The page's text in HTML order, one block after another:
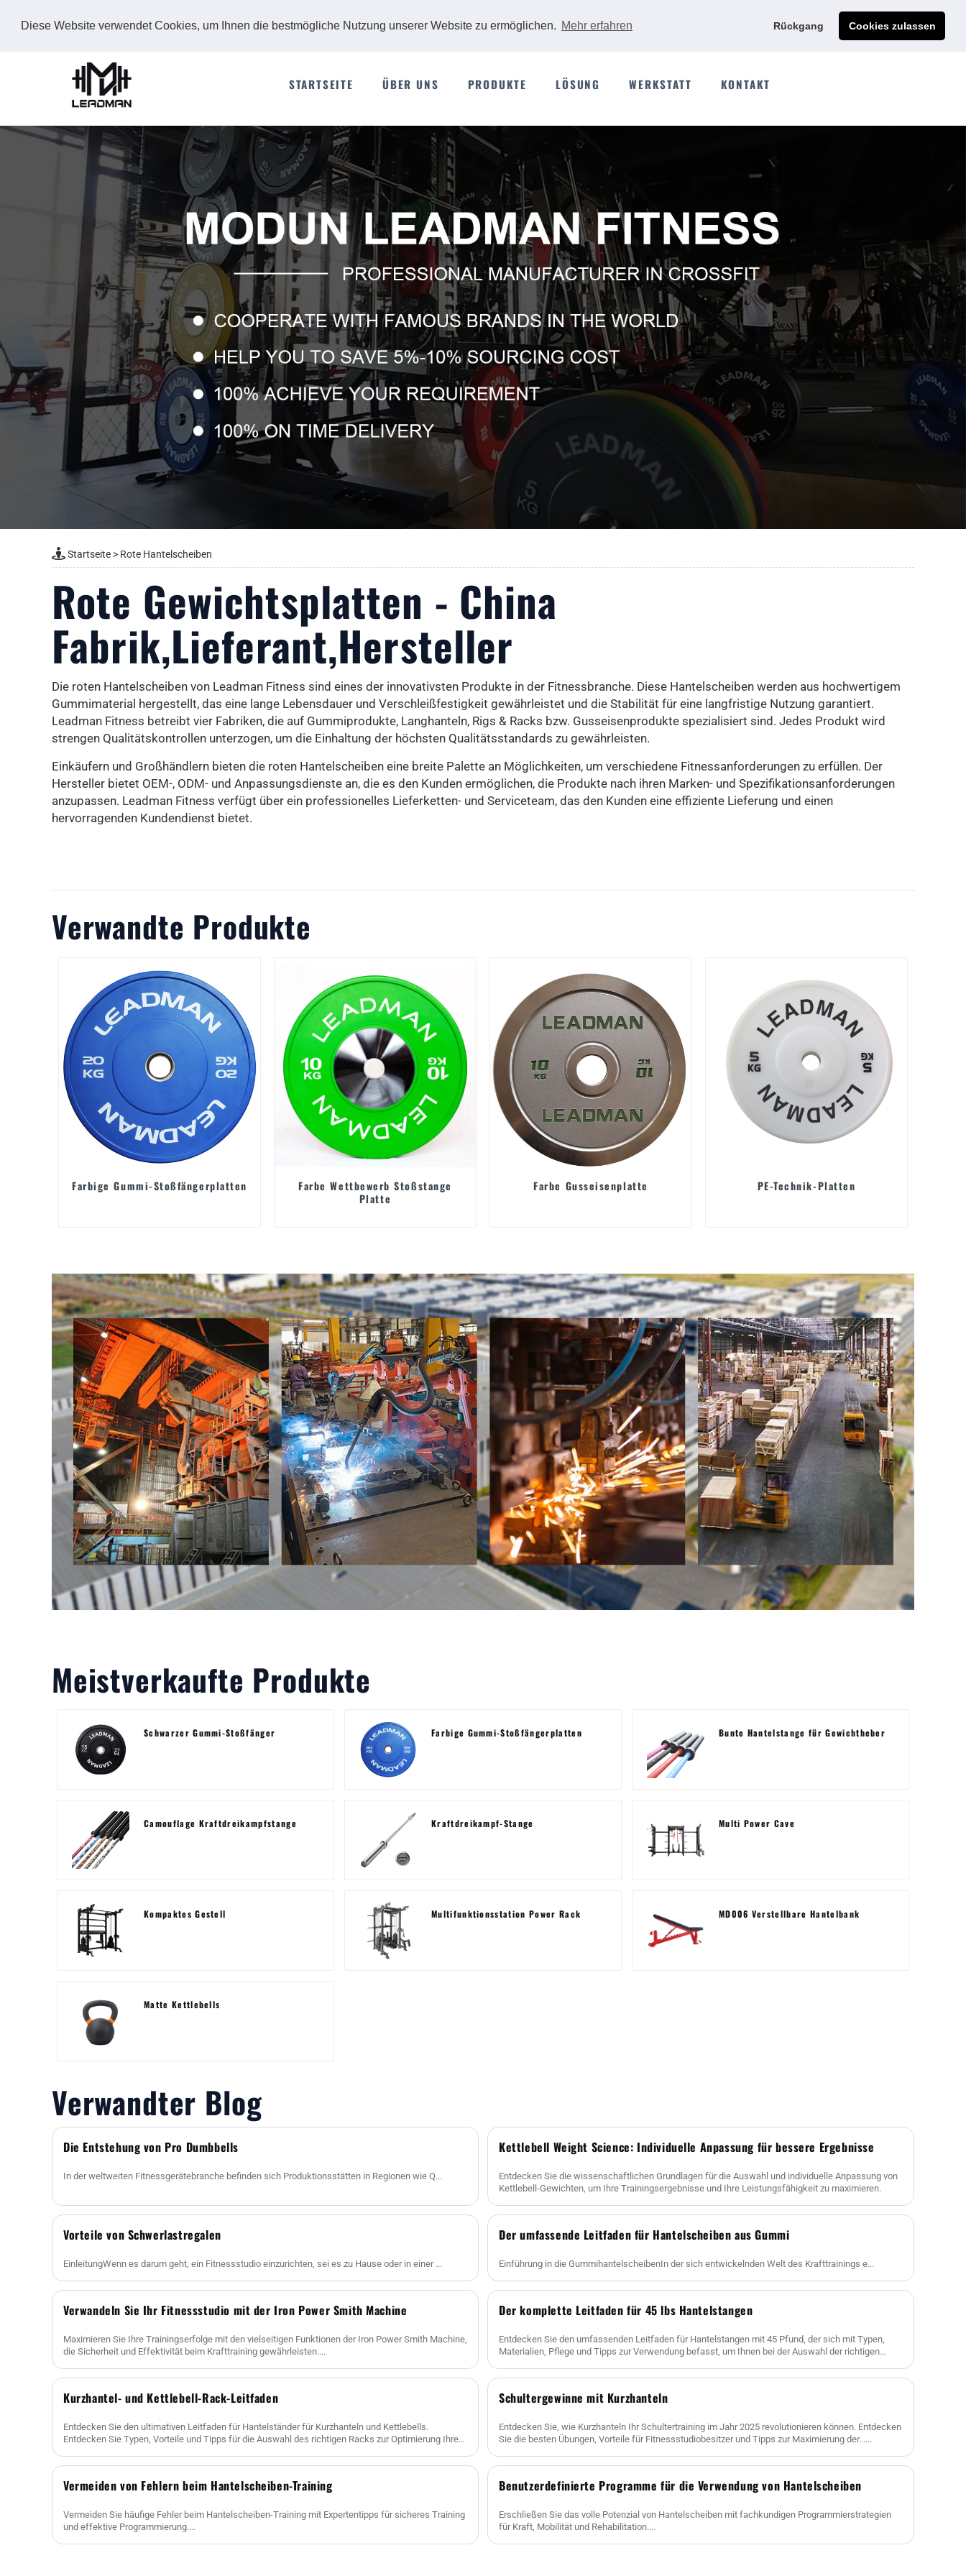
Diese Website verwendet Cookies, um Ihnen die bestmögliche Nutzung unserer Website zu ermöglichen. Mehr erfahren Rückgang Cookies zulassen
Jetzt individuelles Angebot anfordern
STARTSEITE ÜBER UNS PRODUKTE LÖSUNG WERKSTATT KONTAKT
Startseite> Rote Hantelscheiben
Rote Gewichtsplatten - China
Fabrik,Lieferant,Hersteller
Die roten Hantelscheiben von Leadman Fitness sind eines der innovativsten Produkte in der Fitnessbranche. Diese Hantelscheiben werden aus hochwertigem
Gummimaterial hergestellt, das eine lange Lebensdauer und Verschleißfestigkeit gewährleistet und die Stabilität für eine langfristige Nutzung garantiert.
Leadman Fitness betreibt vier Fabriken, die auf Gummiprodukte, Langhanteln, Rigs & Racks bzw. Gusseisenprodukte spezialisiert sind. Jedes Produkt wird
strengen Qualitätskontrollen unterzogen, um die Einhaltung der höchsten Qualitätsstandards zu gewährleisten.
Einkäufern und Großhändlern bieten die roten Hantelscheiben eine breite Palette an Möglichkeiten, um verschiedene Fitnessanforderungen zu erfüllen. Der
Hersteller bietet OEM-, ODM- und Anpassungsdienste an, die es den Kunden ermöglichen, die Produkte nach ihren Marken- und Spezifikationsanforderungen
anzupassen. Leadman Fitness verfügt über ein professionelles Lieferketten- und Serviceteam, das den Kunden eine effiziente Lieferung und einen
hervorragenden Kundendienst bietet.
Verwandte Produkte
Farbige Gummi-Stoßfängerplatten
Farbe Wettbewerb Stoßstange
Platte
Farbe Gusseisenplatte PE-Technik-Platten
Meistverkaufte Produkte
Schwarzer Gummi-Stoßfänger Farbige Gummi-Stoßfängerplatten Bunte Hantelstange für Gewichtheber
Camouflage Kraftdreikampfstange Kraftdreikampf-Stange Multi Power Cave
Kompaktes Gestell Multifunktionsstation Power Rack MD006 Verstellbare Hantelbank
Matte Kettlebells
Verwandter Blog
Die Entstehung von Pro Dumbbells
In der weltweiten Fitnessgerätebranche befinden sich Produktionsstätten in Regionen wie Q...
Kettlebell Weight Science: Individuelle Anpassung für bessere Ergebnisse
Entdecken Sie die wissenschaftlichen Grundlagen für die Auswahl und individuelle Anpassung von
Kettlebell-Gewichten, um Ihre Trainingsergebnisse und Ihre Leistungsfähigkeit zu maximieren.
Vorteile von Schwerlastregalen
EinleitungWenn es darum geht, ein Fitnessstudio einzurichten, sei es zu Hause oder in einer ...
Der umfassende Leitfaden für Hantelscheiben aus Gummi
Einführung in die GummihantelscheibenIn der sich entwickelnden Welt des Krafttrainings e...
Verwandeln Sie Ihr Fitnessstudio mit der Iron Power Smith Machine
Maximieren Sie Ihre Trainingserfolge mit den vielseitigen Funktionen der Iron Power Smith Machine,
die Sicherheit und Effektivität beim Krafttraining gewährleisten....
Der komplette Leitfaden für 45 lbs Hantelstangen
Entdecken Sie den umfassenden Leitfaden für Hantelstangen mit 45 Pfund, der sich mit Typen,
Materialien, Pflege und Tipps zur Verwendung befasst, um Ihnen bei der Auswahl der richtigen
Kurzhantel- und Kettlebell-Rack-Leitfaden
Entdecken Sie den ultimativen Leitfaden für Hantelständer für Kurzhanteln und Kettlebells.
Entdecken Sie Typen, Vorteile und Tipps für die Auswahl des richtigen Racks zur Optimierung Ihres
Schultergewinne mit Kurzhanteln
Entdecken Sie, wie Kurzhanteln Ihr Schultertraining im Jahr 2025 revolutionieren können. Entdecken
Sie die besten Übungen, Vorteile für Fitnessstudiobesitzer und Tipps zur Maximierung der......
Vermeiden von Fehlern beim Hantelscheiben-Training
Vermeiden Sie häufige Fehler beim Hantelscheiben-Training mit Expertentipps für sicheres Training
und effektive Programmierung....
Benutzerdefinierte Programme für die Verwendung von Hantelscheiben
Erschließen Sie das volle Potenzial von Hantelscheiben mit fachkundigen Programmierstrategien
für Kraft, Mobilität und Rehabilitation....